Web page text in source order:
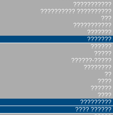
???????????
?????????? ??????????
???
???????????
???????
???????
??????
?????
??????-?????
????????
??
????
??????
????
?????????
???? ??????